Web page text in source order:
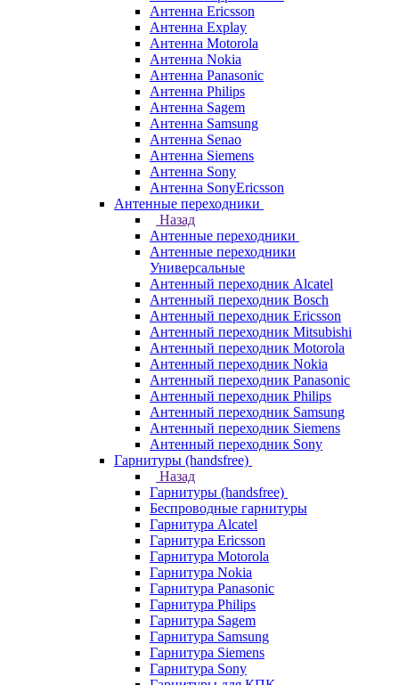
Антенна Ericsson
Антенна Explay
Антенна Motorola
Антенна Nokia
Антенна Panasonic
Антенна Philips
Антенна Sagem
Антенна Samsung
Антенна Senao
Антенна Siemens
Антенна Sony
Антенна SonyEricsson
Антенные переходники
Назад
Антенные переходники
Антенные переходники
Универсальные
Антенный переходник Alcatel
Антенный переходник Bosch
Антенный переходник Ericsson
Антенный переходник Mitsubishi
Антенный переходник Motorola
Антенный переходник Nokia
Антенный переходник Panasonic
Антенный переходник Philips
Антенный переходник Samsung
Антенный переходник Siemens
Антенный переходник Sony
Гарнитуры (handsfree)
Назад
Гарнитуры (handsfree)
Беспроводные гарнитуры
Гарнитура Alcatel
Гарнитура Ericsson
Гарнитура Motorola
Гарнитура Nokia
Гарнитура Panasonic
Гарнитура Philips
Гарнитура Sagem
Гарнитура Samsung
Гарнитура Siemens
Гарнитура Sony